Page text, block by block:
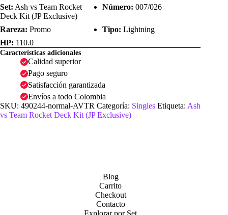
Set: Ash vs Team Rocket
Deck Kit (JP Exclusive)
Número: 007/026
Rareza: Promo Tipo: Lightning
HP: 110.0
Características adicionales
Calidad superior
Pago seguro
Satisfacción garantizada
Envíos a todo Colombia
SKU: 490244-normal-AVTR Categoría: Singles Etiqueta: Ash
vs Team Rocket Deck Kit (JP Exclusive)
Blog
Carrito
Checkout
Contacto
Explorar por Set